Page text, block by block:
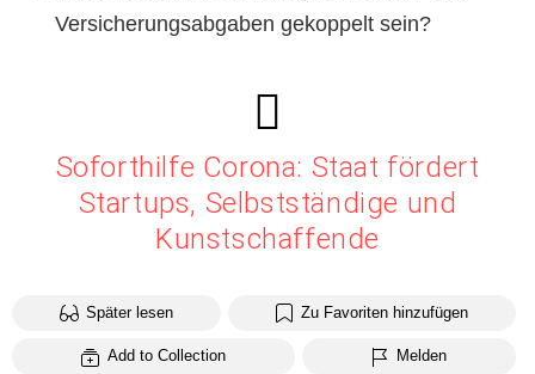
Versicherungsabgaben gekoppelt sein?
Soforthilfe Corona: Staat fördert
Startups, Selbstständige und
Kunstschaffende
Später lesen Zu Favoriten hinzufügen
Add to Collection Melden